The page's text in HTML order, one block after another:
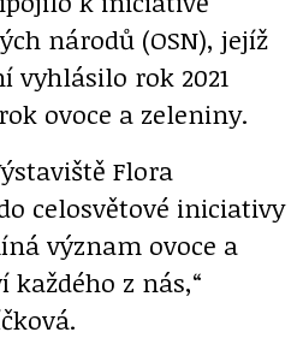
národů (OSN), jejíž
vyhlásilo rok 2021
ovoce a zeleniny.
Flora
celosvětové iniciativy
význam ovoce a
z nás,“